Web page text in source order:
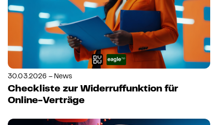
30.03.2026 – News
Checkliste zur Widerruffunktion für
Online-Verträge